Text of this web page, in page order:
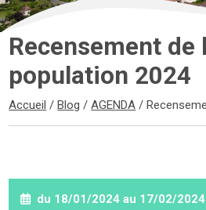
Recensement de
population 2024
Accueil /Blog /AGENDA /
du 18/01/2024 au 17/02/2024